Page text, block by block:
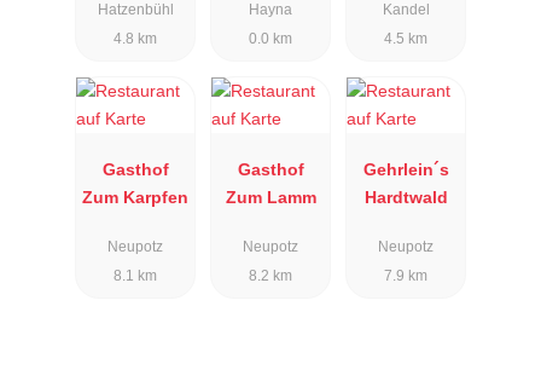
Hatzenbühl
4.8 km
Hayna
0.0 km
Kandel
4.5 km
Gasthof
Zum Karpfen
Neupotz
8.1 km
Gasthof
Zum Lamm
Neupotz
8.2 km
Gehrlein´s
Hardtwald
Neupotz
7.9 km